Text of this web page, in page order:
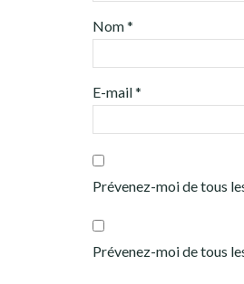
Nom*
E-mail*
Prévenez-moi de tous
Prévenez-moi de tous